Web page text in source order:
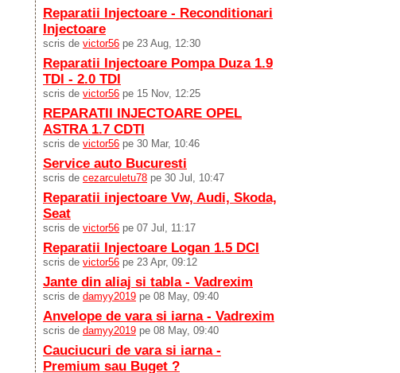
Reparatii Injectoare - Reconditionari
Injectoare
scris de victor56 pe 23 Aug, 12:30
Reparatii Injectoare Pompa Duza 1.9
TDI - 2.0 TDI
scris de victor56 pe 15 Nov, 12:25
REPARATII INJECTOARE OPEL
ASTRA 1.7 CDTI
scris de victor56 pe 30 Mar, 10:46
Service auto Bucuresti
scris de cezarculetu78 pe 30 Jul, 10:47
Reparatii injectoare Vw, Audi, Skoda,
Seat
scris de victor56 pe 07 Jul, 11:17
Reparatii Injectoare Logan 1.5 DCI
scris de victor56 pe 23 Apr, 09:12
Jante din aliaj si tabla - Vadrexim
scris de damyy2019 pe 08 May, 09:40
Anvelope de vara si iarna - Vadrexim
scris de damyy2019 pe 08 May, 09:40
Cauciucuri de vara si iarna -
Premium sau Buget ?